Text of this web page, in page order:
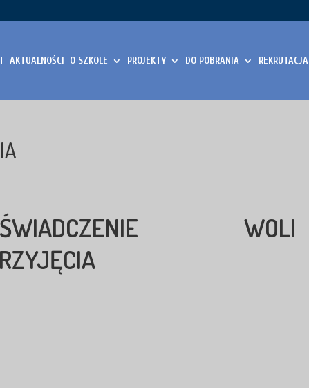
AKTUALNOŚCI O SZKOLE PROJEKTY DO POBRANIA REKRUTACJA
WOLI